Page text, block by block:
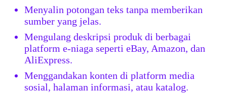
Menyalin potongan teks tanpa memberikan
sumber yang jelas.
Mengulang deskripsi produk di berbagai
platform e-niaga seperti eBay, Amazon, dan
AliExpress.
Menggandakan konten di platform media
sosial, halaman informasi, atau katalog.